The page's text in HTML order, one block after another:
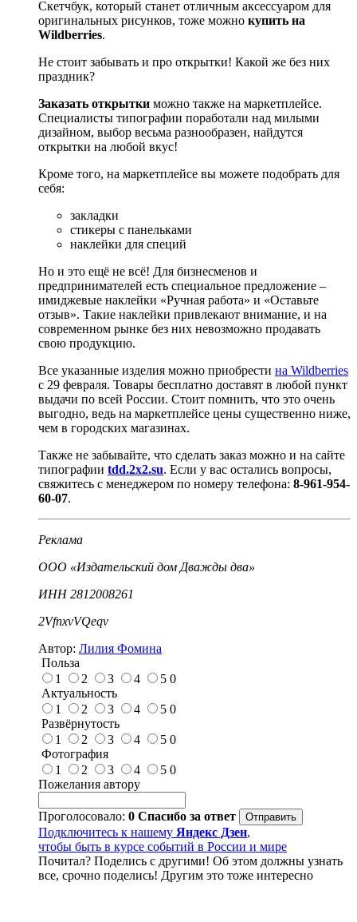
Скетчбук, который станет отличным аксессуаром для
оригинальных рисунков, тоже можно купить на
Wildberries.
Не стоит забывать и про открытки! Какой же без них
праздник?
Заказать открытки можно также на маркетплейсе.
Специалисты типографии поработали над милыми
дизайном, выбор весьма разнообразен, найдутся
открытки на любой вкус!
Кроме того, на маркетплейсе вы можете подобрать для
себя:
закладки
стикеры с панельками
наклейки для специй
Но и это ещё не всё! Для бизнесменов и
предпринимателей есть специальное предложение –
имиджевые наклейки «Ручная работа» и «Оставьте
отзыв». Такие наклейки привлекают внимание, и на
современном рынке без них невозможно продавать
свою продукцию.
Все указанные изделия можно приобрести на Wildberries
с 29 февраля. Товары бесплатно доставят в любой пункт
выдачи по всей России. Стоит помнить, что это очень
выгодно, ведь на маркетплейсе цены существенно ниже,
чем в городских магазинах.
Также не забывайте, что сделать заказ можно и на сайте
типографии tdd.2x2.su. Если у вас остались вопросы,
свяжитесь с менеджером по номеру телефона: 8-961-954-
60-07.
Реклама
ООО «Издательский дом Дважды два»
ИНН 2812008261
2VfnxvVQeqv
Автор: Лилия Фомина
Польза
1
2 3 4 5 0
Актуальность
1
2 3 4 5 0
Развёрнутость
1
2 3 4 5 0
Фотография
1
2 3 4 5 0
Пожелания автору
Проголосовало: 0 Спасибо за ответ
Подключитесь к нашему Яндекс Дзен,
чтобы быть в курсе событий в России и мире
Почитал? Поделись с другими! Об этом должны узнать
все, срочно поделись! Другим это тоже интересно